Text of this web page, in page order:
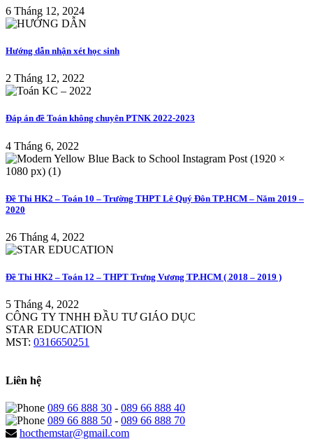
6 Tháng 12, 2024
Hướng dẫn nhận xét học sinh
2 Tháng 12, 2022
Đáp án đề Toán không chuyên PTNK 2022-2023
4 Tháng 6, 2022
Đề Thi HK2 – Toán 10 – Trường THPT Lê Quý Đôn TP.HCM – Năm 2019 –
2020
26 Tháng 4, 2022
Đề Thi HK2 – Toán 12 – THPT Trưng Vương TP.HCM ( 2018 – 2019 )
5 Tháng 4, 2022
CÔNG TY TNHH ĐẦU TƯ GIÁO DỤC
STAR EDUCATION
MST: 0316650251
Liên hệ
089 66 888 30 - 089 66 888 40
089 66 888 50 - 089 66 888 70
hocthemstar@gmail.com